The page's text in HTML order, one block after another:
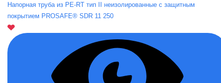
Напорная труба из PE-RT тип II неизолированные с защитным
покрытием PROSAFE® SDR 11 250